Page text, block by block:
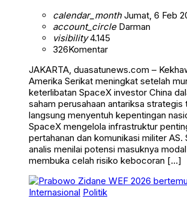
calendar_monthJumat, 6 Feb
account_circleDarman
visibility4.145
326Komentar
JAKARTA, duasatunews.com –
Amerika Serikat meningkat setelah
keterlibatan SpaceX investor China
saham perusahaan antariksa strategis
langsung menyentuh kepentingan
SpaceX mengelola infrastruktur
pertahanan dan komunikasi militer AS.
analis menilai potensi masuknya
membuka celah risiko kebocoran […]
Internasional Politik